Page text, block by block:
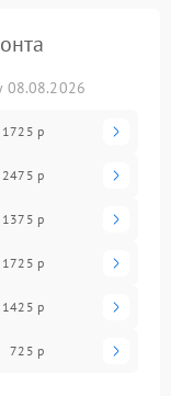
08.08.2026
1725 р
2475 р
1375 р
1725 р
1425 р
725 р